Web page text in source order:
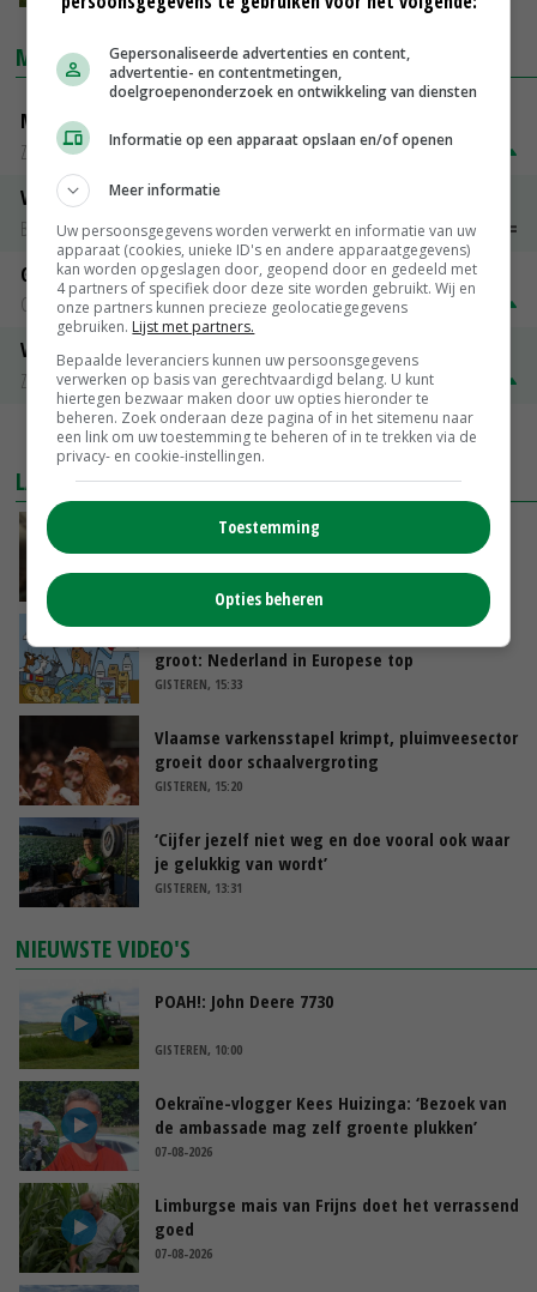
MARKTPRIJZEN
Magere melkpoeder
Zuivel NL
€ 269,00 € 7,00
Vleeskuikens 2001-2600 gr
Barneveld
€ 1,09~ € 1,11
Gerst
Groningen
€ 197,00
€ 2,00
Volle melkpoeder
Zuivel NL
€ 345,00
MEER MARKTPRIJZEN
LAATSTE NIEUWS
‘Samenwerking A-ware en Amalthea gaat
zorgen voor meer balans’
Internationale vraag naar geitenzuivel blijft
groot: Nederland in Europese top
GISTEREN, 15:33
Vlaamse varkensstapel krimpt, pluimveesector
groeit door schaalvergroting
GISTEREN, 15:20
‘Cijfer jezelf niet weg en doe vooral ook waar
je gelukkig van wordt’
GISTEREN, 13:31
NIEUWSTE VIDEO'S
POAH!: John Deere 7730
GISTEREN, 10:00
Oekraïne-vlogger Kees Huizinga: ‘Bezoek van
de ambassade mag zelf groente plukken’
07-08-2026
Limburgse mais van Frijns doet het verrassend
goed
07-08-2026
Gepersonaliseerde advertenties en content,
advertentie- en contentmetingen,
doelgroepenonderzoek en ontwikkeling van diensten
Informatie op een apparaat opslaan en/of openen
Meer informatie
Uw persoonsgegevens worden verwerkt en informatie van uw
apparaat (cookies, unieke ID's en andere apparaatgegevens)
kan worden opgeslagen door, geopend door en gedeeld met
4 partners of specifiek door deze site worden gebruikt. Wij en
onze partners kunnen precieze geolocatiegegevens
gebruiken. Lijst met partners.
Bepaalde leveranciers kunnen uw persoonsgegevens
verwerken op basis van gerechtvaardigd belang. U kunt
hiertegen bezwaar maken door uw opties hieronder te
beheren. Zoek onderaan deze pagina of in het sitemenu naar
een link om uw toestemming te beheren of in te trekken via de
privacy- en cookie-instellingen.
Toestemming
Opties beheren